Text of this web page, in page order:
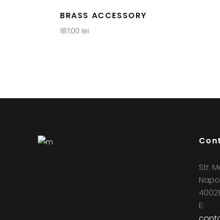
BRASS ACCESSORY
187,00 lei
Str.
E: